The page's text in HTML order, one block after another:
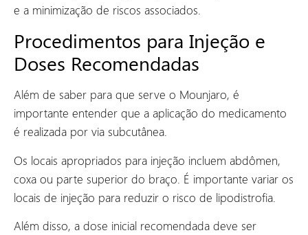
e a minimização de riscos associados.
Procedimentos para Injeção e
Doses Recomendadas
Além de saber para que serve o Mounjaro, é
importante entender que a aplicação do medicamento
é realizada por via subcutânea.
Os locais apropriados para injeção incluem abdômen,
coxa ou parte superior do braço. É importante variar os
locais de injeção para reduzir o risco de lipodistrofia.
Além disso, a dose inicial recomendada deve ser